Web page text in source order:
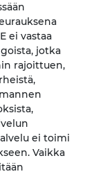
ei vastaa
jotka
rajoittuen,
ei toimi
Vaikka